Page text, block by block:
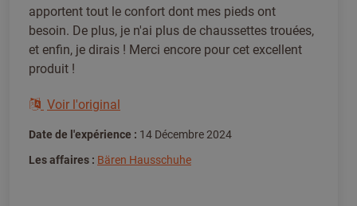
apportent tout le confort dont mes pieds ont
besoin. De plus, je n'ai plus de chaussettes trouées,
et enfin, je dirais ! Merci encore pour cet excellent
produit !
Voir l'original
Date de l'expérience : 14 Décembre 2024
Les affaires : Bären Hausschuhe